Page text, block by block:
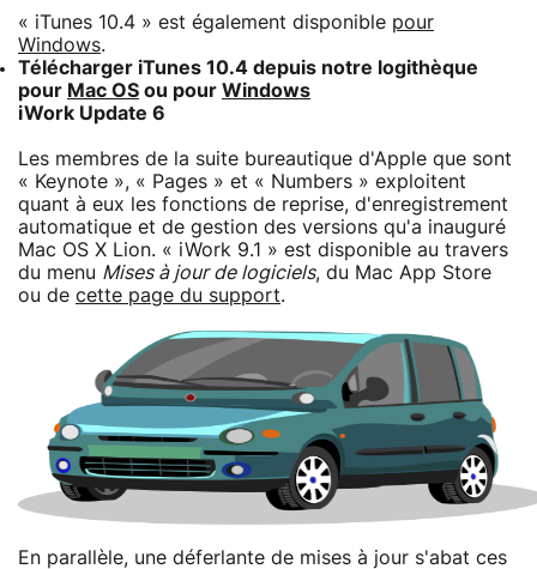
« iTunes 10.4 » est également disponible pour
Windows.
Télécharger iTunes 10.4 depuis notre logithèque
pour Mac OS ou pour Windows
iWork Update 6
Les membres de la suite bureautique d'Apple que sont
« Keynote », « Pages » et « Numbers » exploitent
quant à eux les fonctions de reprise, d'enregistrement
automatique et de gestion des versions qu'a inauguré
Mac OS X Lion. « iWork 9.1 » est disponible au travers
du menu Mises à jour de logiciels, du Mac App Store
ou de cette page du support.
En parallèle, une déferlante de mises à jour s'abat ces